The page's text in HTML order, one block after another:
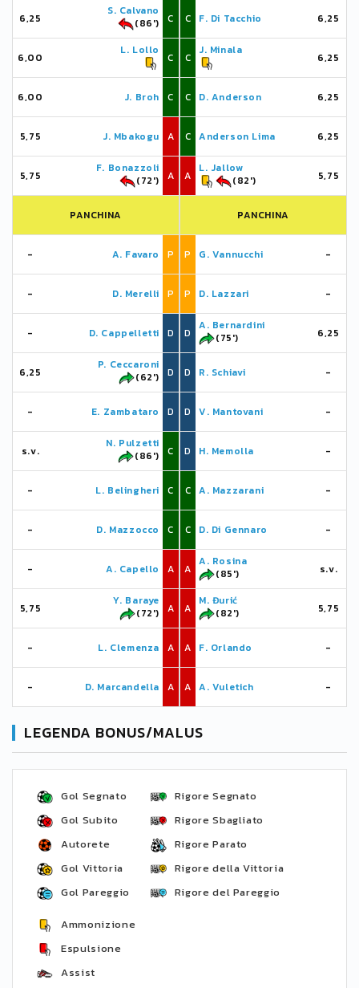
6,25
S. Calvano
(86')
C
6,00
L. Lollo
C
6,00 J. Broh C
5,75 J. Mbakogu A
5,75
F. Bonazzoli
(72')
A
PANCHINA
- A. Favaro P
- D. Merelli P
- D. Cappelletti D
6,25
P. Ceccaroni
(62')
D
- E. Zambataro D
s.v.
N. Pulzetti
(86')
C
- L. Belingheri C
- D. Mazzocco C
- A. Capello A
5,75
Y. Baraye
(72')
A
- L. Clemenza A
- D. Marcandella A
C F. Di Tacchio 6,25
C
J. Minala
6,25
C D. Anderson 6,25
C Anderson Lima 6,25
A
L. Jallow
(82')
5,75
PANCHINA
P G. Vannucchi -
P D. Lazzari -
D
A. Bernardini
(75')
6,25
D R. Schiavi -
D V. Mantovani -
D H. Memolla -
C A. Mazzarani -
C D. Di Gennaro -
A
A. Rosina
(85')
s.v.
A
M. Đurić
(82')
5,75
A F. Orlando -
A A. Vuletich -
LEGENDA BONUS/MALUS
Gol Segnato
Gol Subito
Autorete
Gol Vittoria
Gol Pareggio
Rigore Segnato
Rigore Sbagliato
Rigore Parato
Rigore della Vittoria
Rigore del Pareggio
Ammonizione
Espulsione
Assist